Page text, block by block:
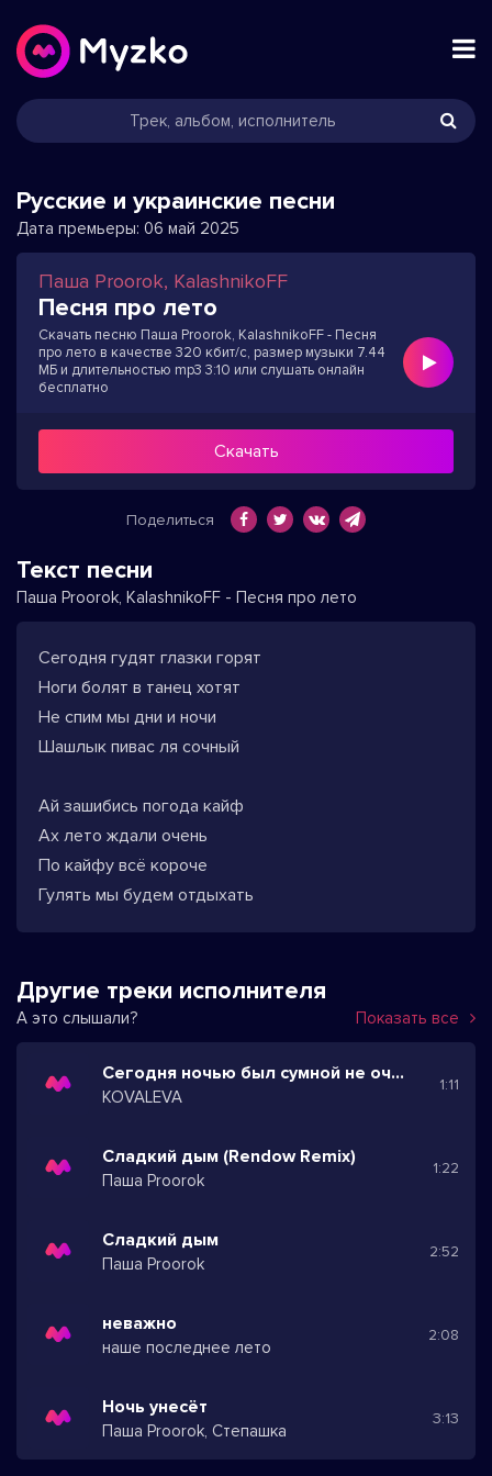
Русские и украинские песни
Дата премьеры: 06 май 2025
Паша Proorok, KalashnikoFF
Песня про лето
Скачать песню Паша Proorok, KalashnikoFF - Песня
про лето в качестве 320 кбит/с, размер музыки 7.44
МБ и длительностью mp3 3:10 или слушать онлайн
бесплатно
Скачать
Поделиться
Текст песни
Паша Proorok, KalashnikoFF - Песня про лето
Сегодня гудят глазки горят
Ноги болят в танец хотят
Не спим мы дни и ночи
Шашлык пивас ля сочный
Ай зашибись погода кайф
Ах лето ждали очень
По кайфу всё короче
Гулять мы будем отдыхать
Другие треки исполнителя
А это слышали? Показать все
Сегодня ночью был сумной не очень
KOVALEVA
1:11
Сладкий дым (Rendow Remix)
Паша Proorok
1:22
Сладкий дым
Паша Proorok
2:52
неважно
наше последнее лето
2:08
Ночь унесёт
Паша Proorok, Степашка
3:13